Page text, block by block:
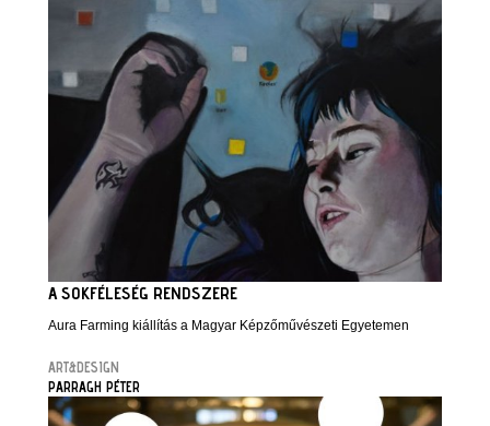
A SOKFÉLESÉG RENDSZERE
Aura Farming kiállítás a Magyar Képzőművészeti Egyetemen
ART&DESIGN
PARRAGH PÉTER